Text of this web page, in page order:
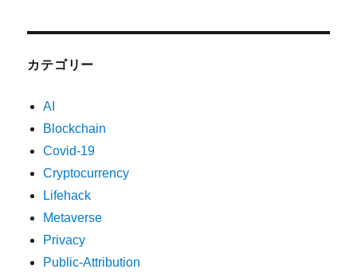
カテゴリー
AI
Blockchain
Covid-19
Cryptocurrency
Lifehack
Metaverse
Privacy
Public-Attribution